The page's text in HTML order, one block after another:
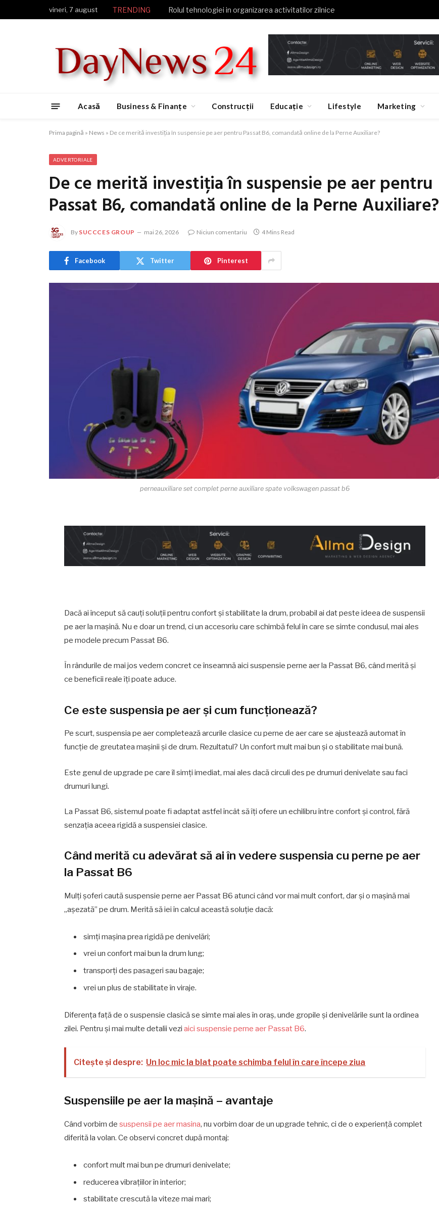
vineri, 7 august TRENDING Rolul tehnologiei in organizarea activitatilor zilnice
Acasă Business & Finanțe Construcții Educație Lifestyle Marketing
Prima pagină » News » De ce merită investiția în suspensie pe aer pentru Passat B6, comandată online de la Perne Auxiliare?
ADVERTORIALE
De ce merită investiția în suspensie pe aer pentru
Passat B6, comandată online de la Perne Auxiliare?
By SUCCCES GROUP mai 26, 2026 Niciun comentariu 4 Mins Read
Facebook Twitter Pinterest
perneauxiliare set complet perne auxiliare spate volkswagen passat b6
Dacă ai început să cauți soluții pentru confort și stabilitate la drum, probabil ai dat peste ideea de suspensii
pe aer la mașină. Nu e doar un trend, ci un accesoriu care schimbă felul în care se simte condusul, mai ales
pe modele precum Passat B6.
În rândurile de mai jos vedem concret ce înseamnă aici suspensie perne aer la Passat B6, când merită și
ce beneficii reale îți poate aduce.
Ce este suspensia pe aer și cum funcționează?
Pe scurt, suspensia pe aer completează arcurile clasice cu perne de aer care se ajustează automat în
funcție de greutatea mașinii și de drum. Rezultatul? Un confort mult mai bun și o stabilitate mai bună.
Este genul de upgrade pe care îl simți imediat, mai ales dacă circuli des pe drumuri denivelate sau faci
drumuri lungi.
La Passat B6, sistemul poate fi adaptat astfel încât să îți ofere un echilibru între confort și control, fără
senzația aceea rigidă a suspensiei clasice.
Când merită cu adevărat să ai în vedere suspensia cu perne pe aer
la Passat B6
Mulți șoferi caută suspensie perne aer Passat B6 atunci când vor mai mult confort, dar și o mașină mai
„așezată” pe drum. Merită să iei în calcul această soluție dacă:
simți mașina prea rigidă pe denivelări;
vrei un confort mai bun la drum lung;
transporți des pasageri sau bagaje;
vrei un plus de stabilitate în viraje.
Diferența față de o suspensie clasică se simte mai ales în oraș, unde gropile și denivelările sunt la ordinea
zilei. Pentru și mai multe detalii veziaici suspensie perne aer Passat B6.
Citește și despre: Un loc mic la blat poate schimba felul în care începe ziua
Suspensiile pe aer la mașină – avantaje
Când vorbim desuspensii pe aer masina, nu vorbim doar de un upgrade tehnic, ci de o experiență complet
diferită la volan. Ce observi concret după montaj:
confort mult mai bun pe drumuri denivelate;
reducerea vibrațiilor în interior;
stabilitate crescută la viteze mai mari;